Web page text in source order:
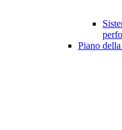
Piano